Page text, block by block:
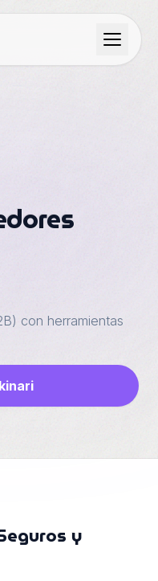
con herramientas
y